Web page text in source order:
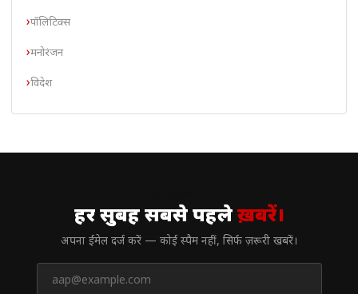
पॉलिटिक्स
मनोरंजन
विदेश
हर सुबह सबसे पहलेख़बरें।
अपना ईमेल दर्ज करें — कोई स्पैम नहीं, सिर्फ ज़रूरी खबरें।